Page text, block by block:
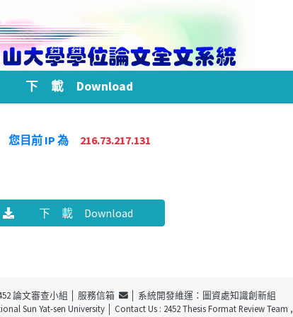
下 載 Download
您目前 IP 為 216.73.217.131
下 載 Download
論文審查小組 │ 服務信箱
│ 系統開發維運：圖資處知識創新組
Sun Yat-sen University│ Contact Us : 2452 Thesis Format Review Team ,